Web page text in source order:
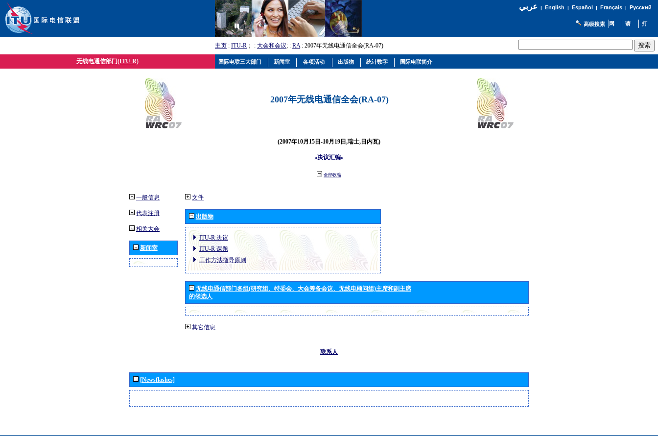
عربي| English | Español | Français| Русский
高级搜索
主页 : ITU-R ； : 大会和会议; : RA: 2007年无线电通信全会(RA-07)
无线电通信部门(ITU-R)
2007年无线电通信全会(RA-07)
(2007年10月15日-10月19日,瑞士,日内瓦)
«决议汇编»
全部收缩
一般信息
代表注册
相关大会
新闻室
文件
出版物
ITU-R 决议
ITU-R 课题
工作方法指导原则
无线电通信部门各组(研究组、特委会、大会筹备会议、无线电顾问组)主席和副主席
的候选人
其它信息
联系人
[Newsflashes]
国际电联三大部门 新闻室 各项活动 出版物 统计数字 国际电联简介